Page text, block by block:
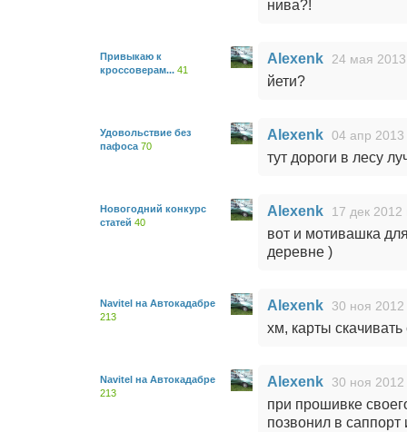
нива?!
Привыкаю к
кроссоверам... 41
Alexenk 24 мая
йети?
Удовольствие без
пафоса 70
Alexenk 04 апр 2013
тут дороги в лесу
Новогодний конкурс
статей 40
Alexenk 17 дек 2012
вот и мотивашка
деревне )
Navitel на Автокадабре
213
Alexenk 30 ноя
хм, карты скачивать
Navitel на Автокадабре
213
Alexenk 30 ноя 2012
при прошивке
позвонил в